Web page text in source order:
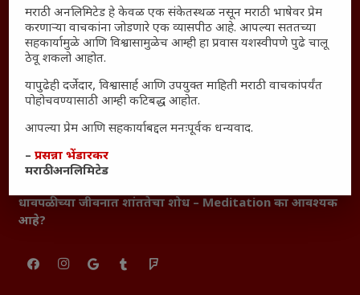
₹370 ची बिर्याणी” आणि हरवत चाललेली संवेदनशीलता : आजच्या
तरुणांच्या मनात नेमकं काय चाललंय?
यश आणि आत्मविश्वास: स्वप्नांना वास्तवात बदलण्याची शक्ती
शेतकऱ्यांसमोरील नवीन आव्हाने आणि संधी
‘कॉकरोच जनता पार्टी’ची वेबसाईट अचानक डाउन; सोशल
मीडियावर चर्चांना उधाण
धावपळीच्या जीवनात शांततेचा शोध – Meditation का आवश्यक
आहे?
मराठी अनलिमिटेड हे केवळ एक संकेतस्थळ नसून मराठी भाषेवर प्रेम
करणाऱ्या वाचकांना जोडणारे एक व्यासपीठ आहे. आपल्या सततच्या
सहकार्यामुळे आणि विश्वासामुळेच आम्ही हा प्रवास यशस्वीपणे पुढे चालू
ठेवू शकलो आहोत.
यापुढेही दर्जेदार, विश्वासार्ह आणि उपयुक्त माहिती मराठी वाचकांपर्यंत
पोहोचवण्यासाठी आम्ही कटिबद्ध आहोत.
आपल्या प्रेम आणि सहकार्याबद्दल मनःपूर्वक धन्यवाद.
–प्रसन्ना भेंडारकर
मराठी अनलिमिटेड